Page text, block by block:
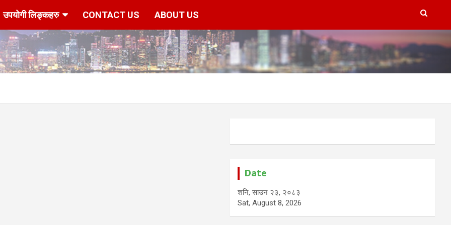
उपयोगी लिङ्कहरु CONTACT US ABOUT US
Date
शनि, साउन २३, २०८३
Sat, August 8, 2026